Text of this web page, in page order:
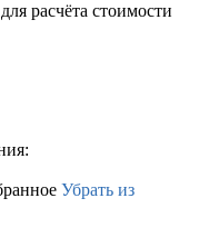
расчёта стоимости
Убрать из